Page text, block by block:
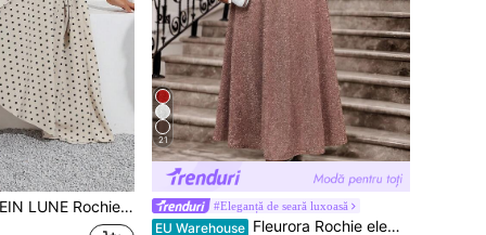
cravată în talie cu imprimeu cu buline plus marimi pentru ținută de femei de vacanță și timp liber, pentru vară
21
#Eleganță de seară luxoasă
EU Warehouse Fleurora Rochie elegantă de petrecere cu decolteu în V și talie pliată, mărime plus